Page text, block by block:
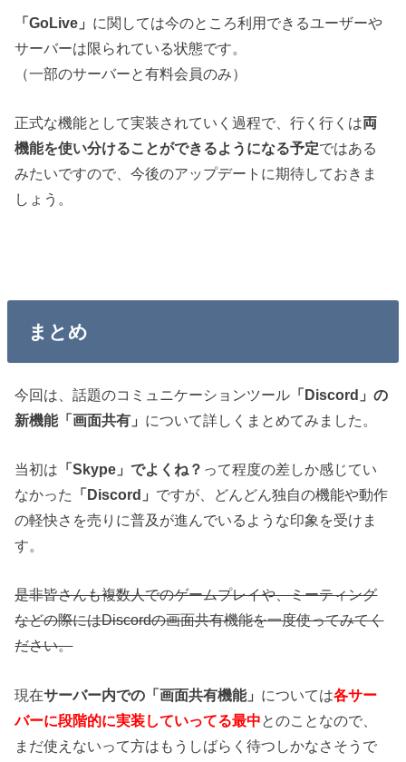
「GoLive」 に関しては今のところ利用できるユーザーや
サーバーは限られている状態です。
（一部のサーバーと有料会員のみ）
正式な機能として実装されていく過程で、行く行くは両
機能を使い分けることができるようになる予定ではある
みたいですので、今後のアップデートに期待しておきま
しょう。
まとめ
今回は、話題のコミュニケーションツール 「Discord」の
新機能「画面共有」 について詳しくまとめてみました。
当初は 「Skype」でよくね？ って程度の差しか感じてい
なかった
「Discord」 ですが、どんどん独自の機能や動作
の軽快さを売りに普及が進んでいるような印象を受けま
す。
是非皆さんも複数人でのゲームプレイや、ミーティング
などの際にはDiscordの画面共有機能を一度使ってみてく
ださい。
現在サーバー内での「画面共有機能」 については各サー
バーに段階的に実装していってる最中とのことなので、
まだ使えないって方はもうしばらく待つしかなさそうで